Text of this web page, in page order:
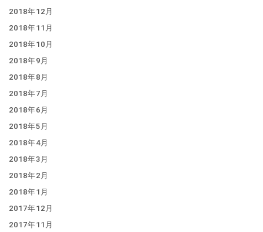
2018年12月
2018年11月
2018年10月
2018年9月
2018年8月
2018年7月
2018年6月
2018年5月
2018年4月
2018年3月
2018年2月
2018年1月
2017年12月
2017年11月